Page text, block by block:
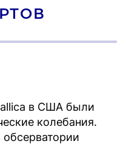
в США были
колебания.